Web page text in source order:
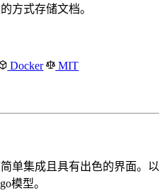
方式存储文档。
Docker MIT
单集成且具有出色的界面。以
模型。